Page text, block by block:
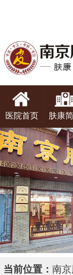
医院首页 肤康
当前位置： 南